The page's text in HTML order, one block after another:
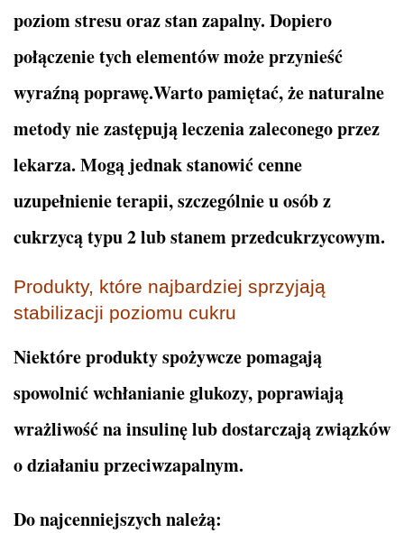
poziom stresu oraz stan zapalny. Dopiero
połączenie tych elementów może przynieść
wyraźną poprawę.Warto pamiętać, że naturalne
metody nie zastępują leczenia zaleconego przez
lekarza. Mogą jednak stanowić cenne
uzupełnienie terapii, szczególnie u osób z
cukrzycą typu 2 lub stanem przedcukrzycowym.
Produkty, które najbardziej sprzyjają
stabilizacji poziomu cukru
Niektóre produkty spożywcze pomagają
spowolnić wchłanianie glukozy, poprawiają
wrażliwość na insulinę lub dostarczają związków
o działaniu przeciwzapalnym.
Do najcenniejszych należą: